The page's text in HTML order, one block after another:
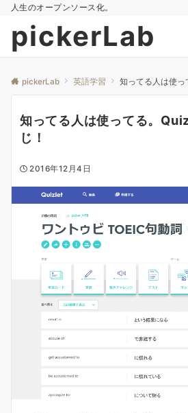
人生のオープンソース化。
pickerLab
pickerLab 英語学習 知ってる人は使っ
知ってる人は使ってる。
じ！
2016年12月4日